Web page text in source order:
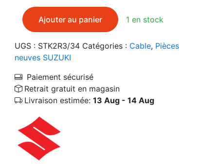
1 en stock
quantité de 58200-27G00 Cable neuf SUZUKI
Ajouter au panier
UGS : STK2R3/34 Catégories : Cable, Pièces
neuves SUZUKI
Paiement sécurisé
Retrait gratuit en magasin
Livraison estimée: 13 Aug - 14 Aug